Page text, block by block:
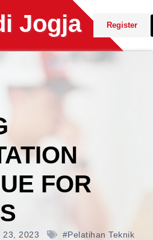
Jogja Register
FOR
23, 2023
#pelatihan Teknik